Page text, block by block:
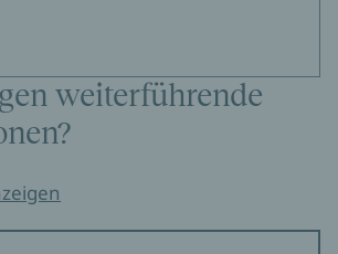
weiterführende